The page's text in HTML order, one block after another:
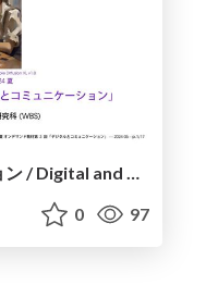
デジタルとコミュニケーション / Digital and Communication
0 97